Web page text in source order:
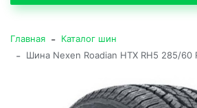
Главная - Каталог шин
- Шина Nexen Roadian HTX RH5 285/60